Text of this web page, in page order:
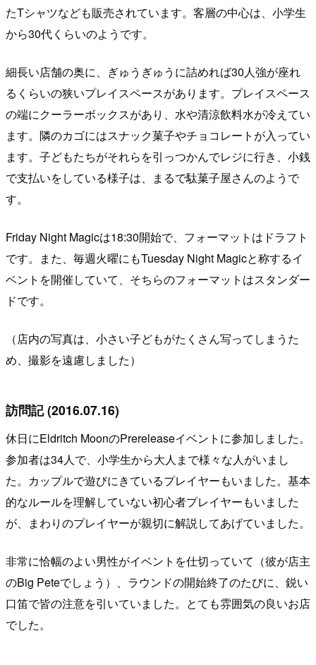
たTシャツなども販売されています。客層の中心は、小学生
から30代くらいのようです。
細長い店舗の奥に、ぎゅうぎゅうに詰めれば30人強が座れ
るくらいの狭いプレイスペースがあります。プレイスペース
の端にクーラーボックスがあり、水や清涼飲料水が冷えてい
ます。隣のカゴにはスナック菓子やチョコレートが入ってい
ます。子どもたちがそれらを引っつかんでレジに行き、小銭
で支払いをしている様子は、まるで駄菓子屋さんのようで
す。
Friday Night Magicは18:30開始で、フォーマットはドラフト
です。また、毎週火曜にもTuesday Night Magicと称するイ
ベントを開催していて、そちらのフォーマットはスタンダー
ドです。
（店内の写真は、小さい子どもがたくさん写ってしまうた
め、撮影を遠慮しました）
訪問記 (2016.07.16)
休日にEldritch MoonのPrereleaseイベントに参加しました。
参加者は34人で、小学生から大人まで様々な人がいまし
た。カップルで遊びにきているプレイヤーもいました。基本
的なルールを理解していない初心者プレイヤーもいました
が、まわりのプレイヤーが親切に解説してあげていました。
非常に恰幅のよい男性がイベントを仕切っていて（彼が店主
のBig Peteでしょう）、ラウンドの開始終了のたびに、鋭い
口笛で皆の注意を引いていました。とても雰囲気の良いお店
でした。